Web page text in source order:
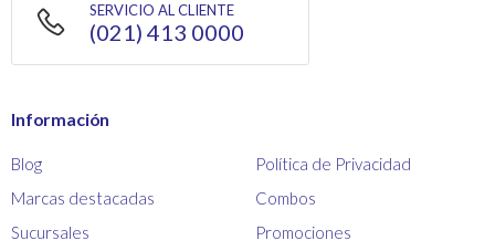
SERVICIO AL CLIENTE
(021) 413 0000
Información
Blog
Marcas destacadas
Sucursales
Política de Privacidad
Combos
Promociones